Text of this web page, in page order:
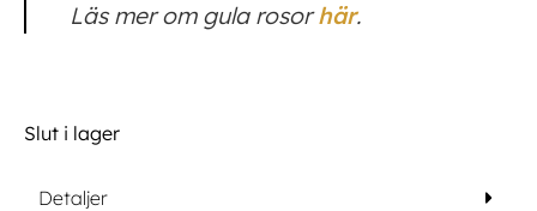
Läs mer om gula rosorhär.
Slut i lager
Detaljer